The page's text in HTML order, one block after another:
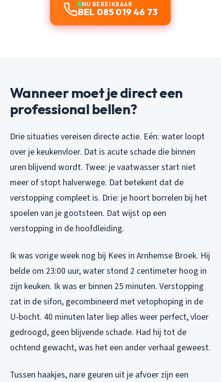
NU BEREIKBAAR
BEL 085 019 46 73
Wanneer moet je direct een
professional bellen?
Drie situaties vereisen directe actie. Eén: water loopt
over je keukenvloer. Dat is acute schade die binnen
uren blijvend wordt. Twee: je vaatwasser start niet
meer of stopt halverwege. Dat betekent dat de
verstopping compleet is. Drie: je hoort borrelen bij het
spoelen van je gootsteen. Dat wijst op een
verstopping in de hoofdleiding.
Ik was vorige week nog bij Kees in Arnhemse Broek. Hij
belde om 23:00 uur, water stond 2 centimeter hoog in
zijn keuken. Ik was er binnen 25 minuten. Verstopping
zat in de sifon, gecombineerd met vetophoping in de
U-bocht. 40 minuten later liep alles weer perfect, vloer
gedroogd, geen blijvende schade. Had hij tot de
ochtend gewacht, was het een ander verhaal geweest.
Tussen haakjes, nare geuren uit je afvoer zijn een